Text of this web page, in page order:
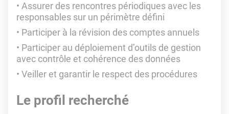
Assurer des rencontres périodiques avec les
responsables sur un périmètre défini
Participer à la révision des comptes annuels
Participer au déploiement d’outils de gestion
avec contrôle et cohérence des données
Veiller et garantir le respect des procédures
Le profil recherché